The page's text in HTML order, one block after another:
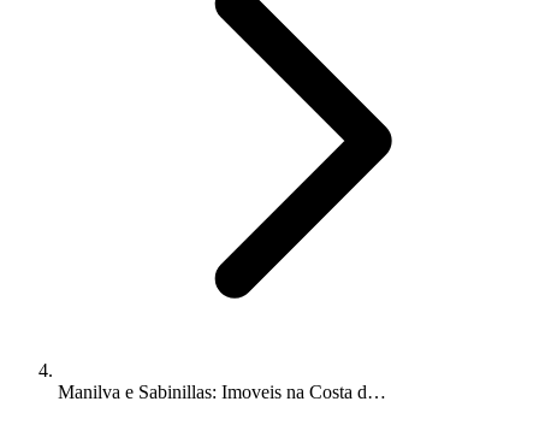
Manilva e Sabinillas: Imoveis na Costa d…